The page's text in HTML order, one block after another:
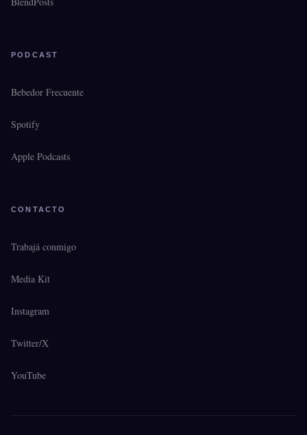
PODCAST
Bebedor Frecuente
Spotify
Apple Podcasts
CONTACTO
Trabajá conmigo
Media Kit
Instagram
Twitter/X
YouTube